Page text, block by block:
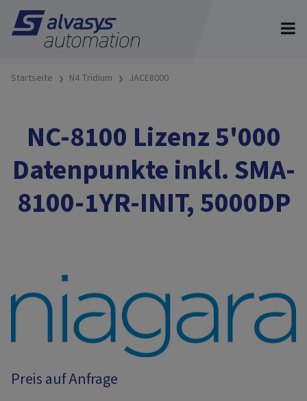
Startseite N4 Tridium JACE8000
NC-8100 Lizenz 5'000
Datenpunkte inkl. SMA-
8100-1YR-INIT, 5000DP
Preis auf Anfrage